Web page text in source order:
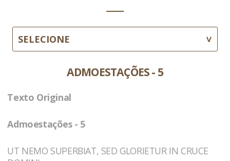
SELECIONE
ADMOESTAÇÕES - 5
Texto Original
Admoestações - 5
UT NEMO SUPERBIAT, SED GLORIETUR IN CRUCE